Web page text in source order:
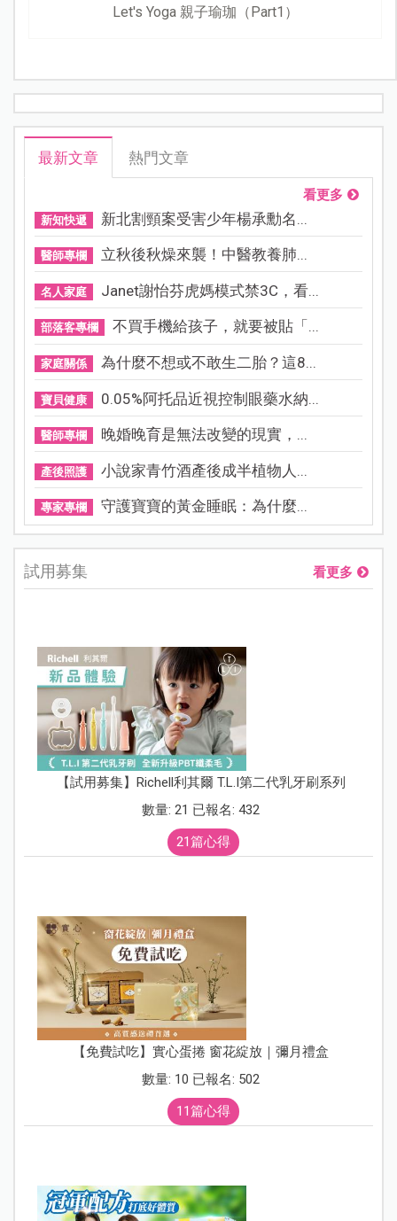
Let's Yoga 親子瑜珈（Part1）
最新文章 熱門文章
看更多
新知快遞 新北割頸案受害少年楊承勳名...
醫師專欄 立秋後秋燥來襲！中醫教養肺...
名人家庭 Janet謝怡芬虎媽模式禁3C，看...
部落客專欄 不買手機給孩子，就要被貼「...
家庭關係 為什麼不想或不敢生二胎？這8...
寶貝健康 0.05%阿托品近視控制眼藥水納...
醫師專欄 晚婚晚育是無法改變的現實，...
產後照護 小說家青竹酒產後成半植物人...
專家專欄 守護寶寶的黃金睡眠：為什麼...
試用募集 看更多
【試用募集】Richell利其爾 T.L.I第二代乳牙刷系列
數量: 21 已報名: 432
21篇心得
【免費試吃】實心蛋捲 窗花綻放｜彌月禮盒
數量: 10 已報名: 502
11篇心得